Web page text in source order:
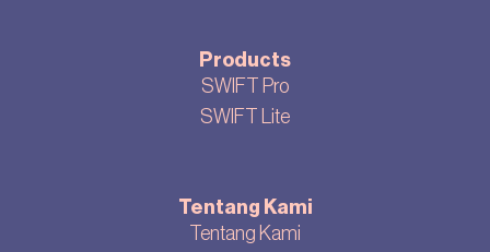
Products
SWIFT Pro
SWIFT Lite
Tentang Kami
Tentang Kami